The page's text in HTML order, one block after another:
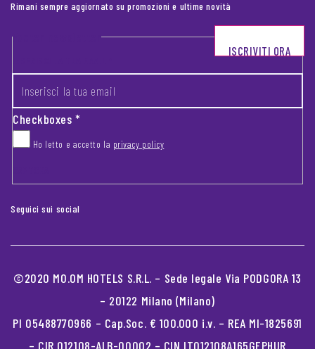
Rimani sempre aggiornato su promozioni e ultime novità
Footer newsletter
Checkboxes*
Ho letto e accetto la privacy policy
ISCRIVITI ORA
Seguici sui social
©2020 MO.OM HOTELS S.R.L. – Sede legale Via PODGORA 13
– 20122 Milano (Milano)
PI 05488770966 – Cap.Soc. € 100.000 i.v. – REA MI-1825691
– CIR 012108-ALB-00002 – CIN IT012108A165GEPHUR